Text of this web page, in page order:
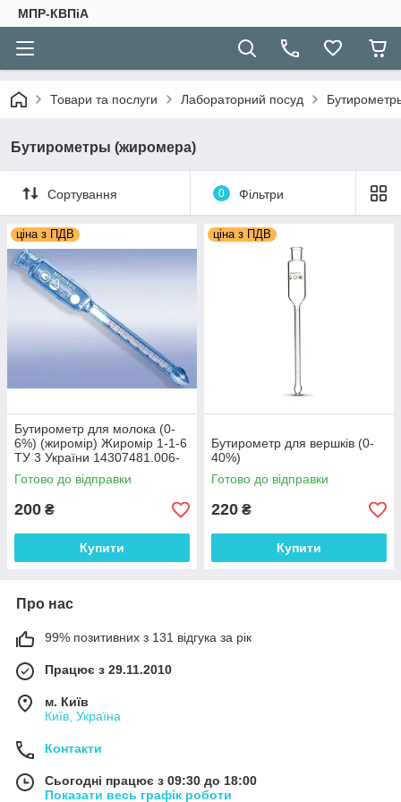
МПР-КВПіА
Товари та послуги Лабораторний посуд
Бутирометры (жиромера)
Сортування 0 Фільтри
ціна з ПДВ
Бутирометр для молока (0-
6%) (жиромір) Жиромір 1-1-6
ТУ 3 України 14307481.006-
94
Готово до відправки
200 ₴
Купити
ціна з ПДВ
Бутирометр для вершків (0-
40%)
Готово до відправки
220 ₴
Купити
Про нас
99% позитивних з 131 відгука за рік
Працює з 29.11.2010
м. Київ
Київ, Україна
Контакти
Сьогодні працює з 09:30 до 18:00
Показати весь графік роботи